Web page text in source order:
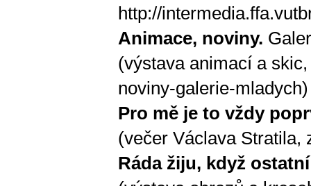
http://
Animace, noviny.
(výstava animací a
noviny-galerie-mladych)
Pro mě je to vždy
(večer Václava Stratila,
Ráda žiju, když